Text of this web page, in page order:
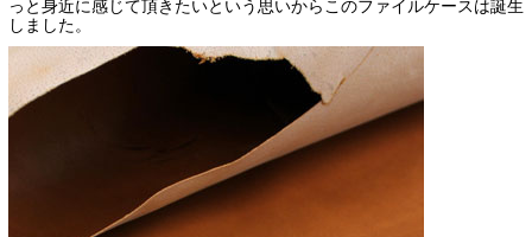
っと身近に感じて頂きたいという思いからこのファイルケースは誕生
しました。